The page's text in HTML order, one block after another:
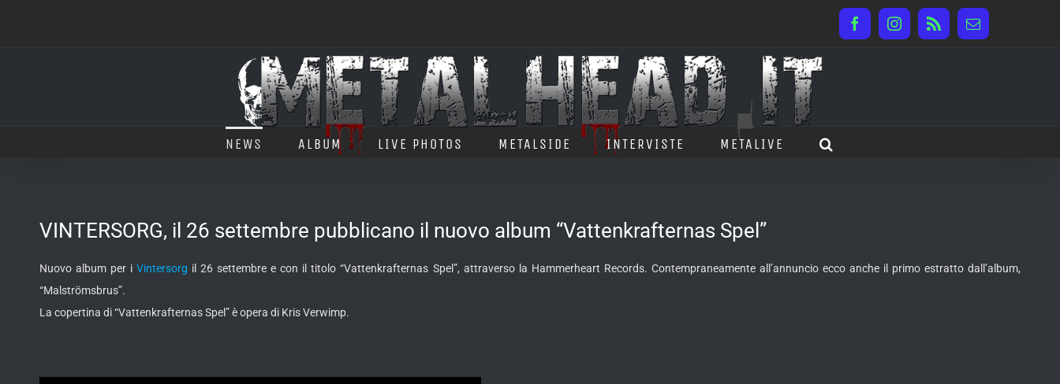
FacebookInstagram
Rss Email
NEWS ALBUM LIVE PHOTOS METALSIDE INTERVISTE METALIVE
VINTERSORG, il 26 settembre pubblicano il nuovo album “Vattenkrafternas Spel”
Nuovo album per iVintersorg il 26 settembre e con il titolo “Vattenkrafternas Spel”, attraverso la Hammerheart Records. Contempraneamente all’annuncio ecco anche il primo estratto dall’album,
“Malströmsbrus”.
La copertina di “Vattenkrafternas Spel” è opera di Kris Verwimp.